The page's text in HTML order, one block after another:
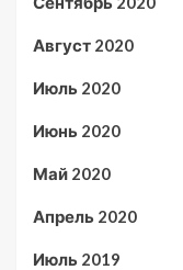
Август 2020
Июль 2020
Июнь 2020
Май 2020
Апрель 2020
Июль 2019